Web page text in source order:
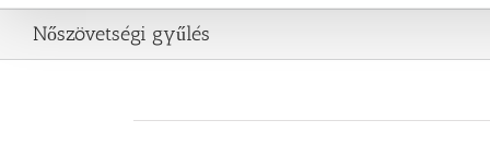
Nőszövetségi gyűlés